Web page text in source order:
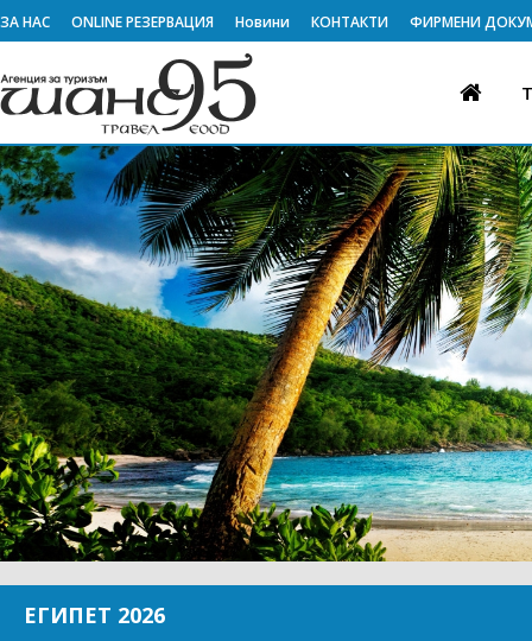
ЗА НАС ONLINE РЕЗЕРВАЦИЯ Новини КОНТАКТИ ФИРМЕНИ
ЕГИПЕТ 2026